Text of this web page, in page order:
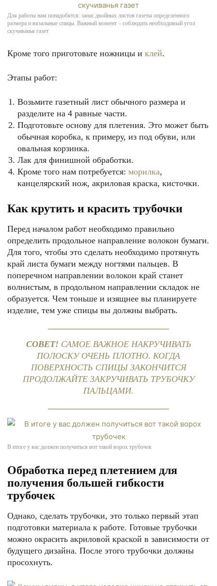
Для работы нам понадобятся: запас двойных листов газеты определенного
размера и вязальные спицы. Важный момент – соблюдать необходимый угол
скучиванья газет
Кроме того приготовьте ножницы и клей.
Этапы работ:
Возьмите газетный лист обычного размера и
разделите на 4 равные части.
Подготовьте основу для плетения. Это может быть
обычная коробка, к примеру, из под обуви, или
овальная корзинка.
Лак для финишной обработки.
Кроме того нам потребуется: морилка,
канцелярский нож, акриловая краска, кисточки.
Как крутить и красить трубочки
Перед началом работ необходимо правильно
определить продольное направление волокон бумаги.
Для того, чтобы это сделать необходимо протянуть
край листа бумаги между ногтями пальцев. В
поперечном направлении волокон край станет
волнистым, в продольном направлении складок не
образуется. Чем тоньше и изящнее вы планируете
изделие, тем уже спицы вы должны выбрать.
СОВЕТ! САМОЕ ВАЖНОЕ НАКРУЧИВАТЬ
ПОЛОСКУ ОЧЕНЬ ПЛОТНО. КОГДА
ПОВЕРХНОСТЬ СПИЦЫ ЗАКОНЧИТСЯ
ПРОДОЛЖАЙТЕ ЗАКРУЧИВАТЬ ТРУБОЧКУ
ПАЛЬЦАМИ.
В итоге у вас должен получиться вот такой ворох трубочек
Обработка перед плетением для
получения большей гибкости
трубочек
Однако, сделать трубочки, это только первый этап
подготовки материала к работе. Готовые трубочки
можно окрасить акриловой краской в зависимости от
будущего дизайна. После этого трубочки должны
просохнуть.